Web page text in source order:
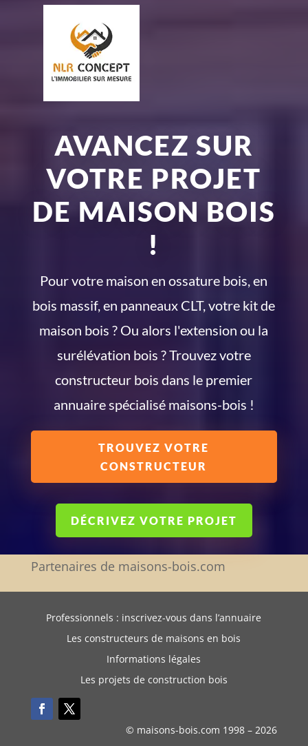
AVANCEZ SUR
VOTRE PROJET
DE MAISON BOIS
!
Pour votre maison en ossature bois, en
bois massif, en panneaux CLT, votre kit de
maison bois ? Ou alors l'extension ou la
surélévation bois ? Trouvez votre
constructeur bois dans le premier
annuaire spécialisé maisons-bois !
TROUVEZ VOTRE
CONSTRUCTEUR
DÉCRIVEZ VOTRE PROJET
Partenaires de maisons-bois.com
Professionnels : inscrivez-vous dans l’annuaire
Les constructeurs de maisons en bois
Informations légales
Les projets de construction bois
© maisons-bois.com 1998 –2026